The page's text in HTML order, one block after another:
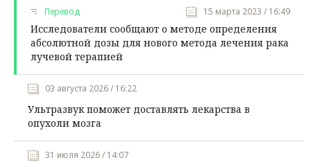
Перевод 15 марта 2023 / 16:49
Исследователи сообщают о методе определения
абсолютной дозы для нового метода лечения рака
лучевой терапией
03 августа 2026 / 16:22
Ультразвук поможет доставлять лекарства в
опухоли мозга
31 июля 2026 / 14:07